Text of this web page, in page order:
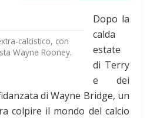
calcistico, con
Wayne Rooney.
Dopo la
calda
estate
di Terry
e dei
di Wayne Bridge, un
colpire il mondo del calcio